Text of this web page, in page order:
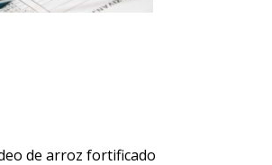
de arroz fortificado